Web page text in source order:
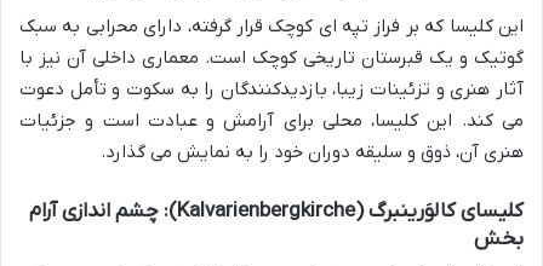
این کلیسا که بر فراز تپه ای کوچک قرار گرفته، دارای محرابی به سبک
گوتیک و یک قبرستان تاریخی کوچک است. معماری داخلی آن نیز با
آثار هنری و تزئینات زیبا، بازدیدکنندگان را به سکوت و تأمل دعوت
می کند. این کلیسا، محلی برای آرامش و عبادت است و جزئیات
هنری آن، ذوق و سلیقه دوران خود را به نمایش می گذارد.
کلیسای کالوَرینبرگ (Kalvarienbergkirche): چشم اندازی آرام
بخش